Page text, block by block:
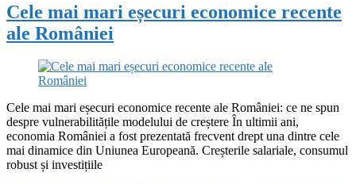
Cele mai mari eșecuri economice recente
ale României
Cele mai mari eșecuri economice recente ale României: ce ne spun
despre vulnerabilitățile modelului de creștere În ultimii ani,
economia României a fost prezentată frecvent drept una dintre cele
mai dinamice din Uniunea Europeană. Creșterile salariale, consumul
robust și investițiile